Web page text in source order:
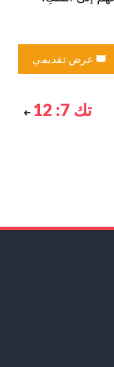
عرض تقديمي
تك 7: 12